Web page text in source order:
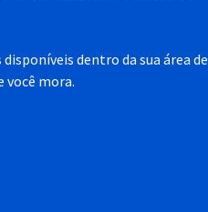
dentro da sua área de
você mora.